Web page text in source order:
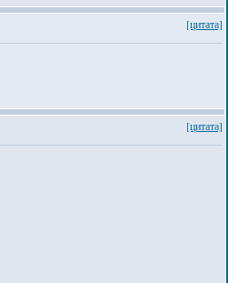
[цитата]
[цитата]